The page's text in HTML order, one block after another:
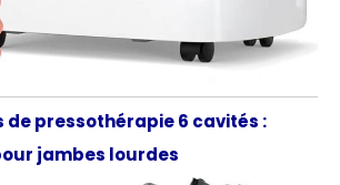
de pressothérapie 6 cavités :
jambes lourdes